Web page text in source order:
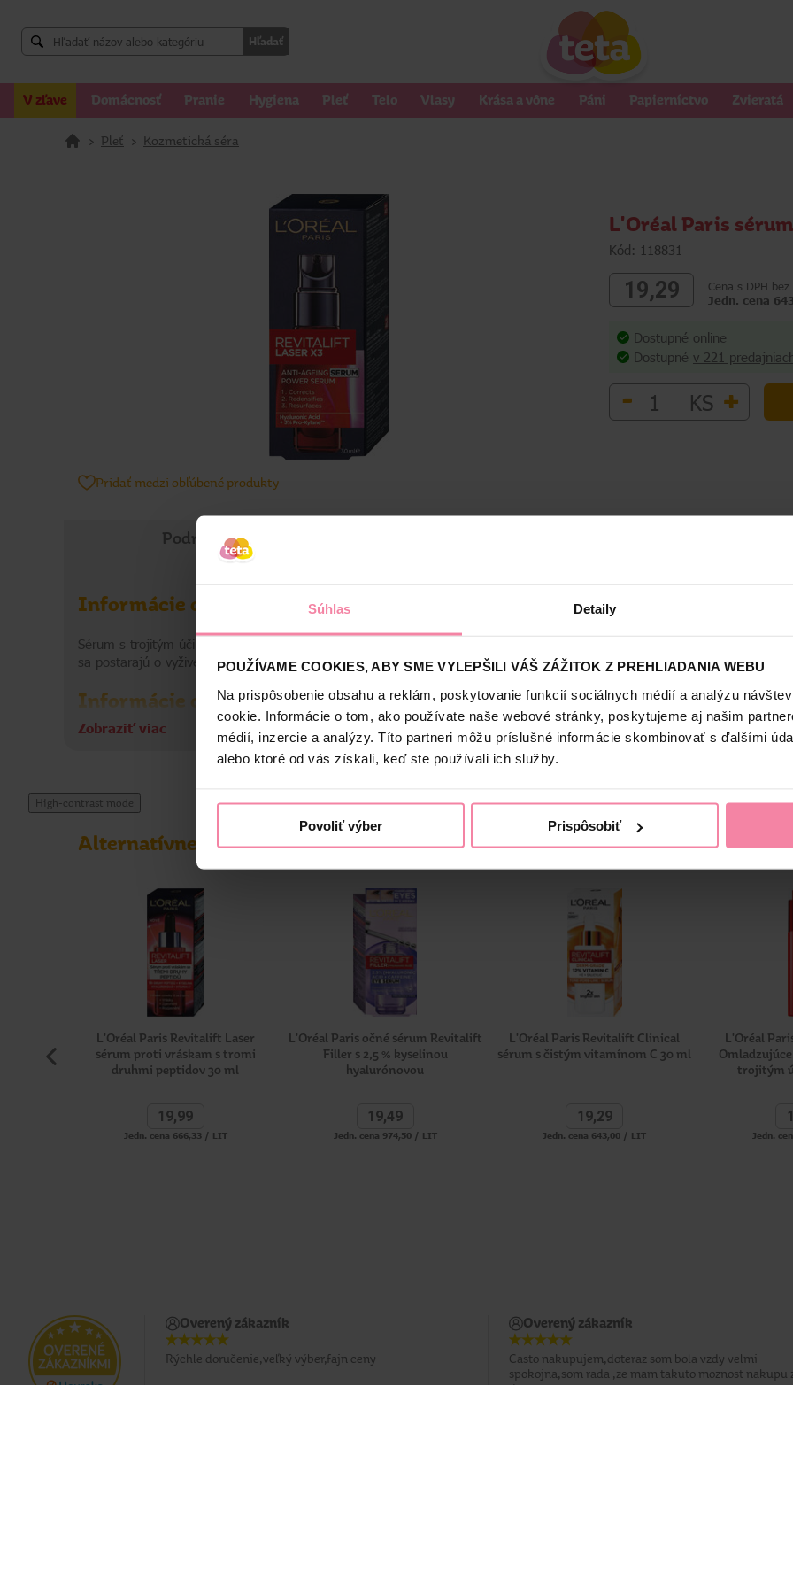
Súhlas Detaily
POUŽÍVAME COOKIES, ABY SME VYLEPŠILI VÁŠ ZÁŽITOK Z PREHLIADANIA WEBU
Na prispôsobenie obsahu a reklám, poskytovanie funkcií sociálnych médií a analýzu
cookie. Informácie o tom, ako používate naše webové stránky, poskytujeme aj našim
médií, inzercie a analýzy. Títo partneri môžu príslušné informácie skombinovať s ďalšími
alebo ktoré od vás získali, keď ste používali ich služby.
Povoliť výber Prispôsobiť
Hľadať
V zľave Domácnosť Pranie Hygiena Pleť Telo Vlasy Krása a vône Páni Papierníctvo Zvieratá
> Pleť > Kozmetická séra
Pridať medzi obľúbené produkty
L'Oréal Paris
Kód: 118831
19,29
Cena s DPH
Jedn. cena
Dostupné online
Dostupné v 221
- KS +
Podrobné informácie
Informácie o výrobku
Sérum s trojitým účinkom proti starnutiu pleti redukuje vrásky zhutňuje pleť a zlepšuje štruktúru pleti. Špeciálne zloženie s
sa postarajú o vyživenú osvieženú pleť bez vrások.
Informácie o výrobcovi
Zobraziť viac
High-contrast mode
Alternatívne produkty
L'Oréal Paris Revitalift Laser
sérum proti vráskam s tromi
druhmi peptidov 30 ml
19,99
Jedn. cena 666,33 / LIT
L'Oréal Paris očné sérum Revitalift
Filler s 2,5 % kyselinou
hyalurónovou
19,49
Jedn. cena 974,50 / LIT
L'Oréal Paris Revitalift Clinical
sérum s čistým vitamínom C 30 ml
19,29
Jedn. cena 643,00 / LIT
L'Oréal
trojitým
Jedn.
Overený zákazník
Rýchle doručenie,veľký výber,fajn ceny
Overený zákazník
Casto nakupujem,doteraz som bola vzdy velmi
spokojna,som rada ,ze mam takuto moznost nakupu
domova.